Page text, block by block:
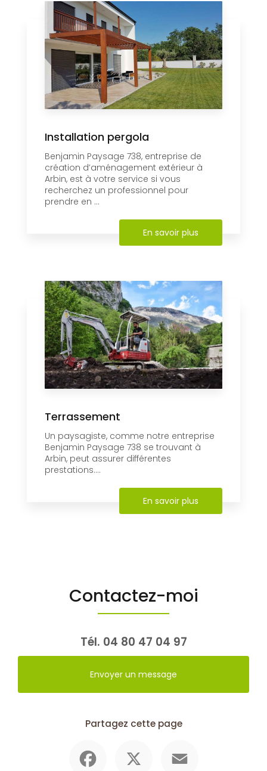
Installation pergola
Benjamin Paysage 738, entreprise de
création d’aménagement extérieur à
Arbin, est à votre service si vous
recherchez un professionnel pour
prendre en ...
En savoir plus
Terrassement
Un paysagiste, comme notre entreprise
Benjamin Paysage 738 se trouvant à
Arbin, peut assurer différentes
prestations....
En savoir plus
Contactez-moi
Tél. 04 80 47 04 97
Envoyer un message
Partagez cette page